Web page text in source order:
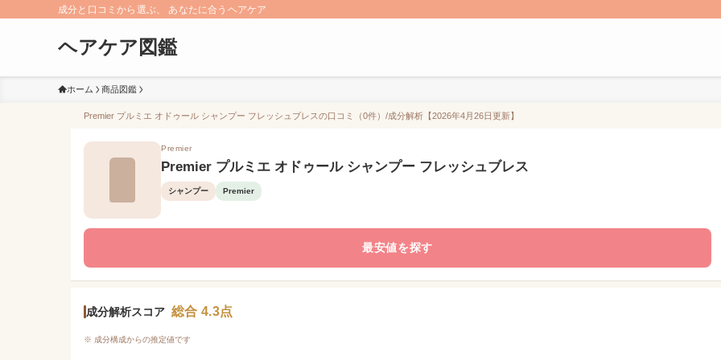
成分と口コミから選ぶ、 あなたに合うヘアケア
ヘアケア図鑑
ホーム 商品図鑑
Premier プルミエ オドゥール シャンプー フレッシュブレスの口コミ（0件）/成分解析【2026年4月26日更新】
Premier
Premier プルミエ オドゥール シャンプー フレッシュブレス
シャンプー Premier
最安値を探す
成分解析スコア 総合 4.3点
※ 成分構成からの推定値です